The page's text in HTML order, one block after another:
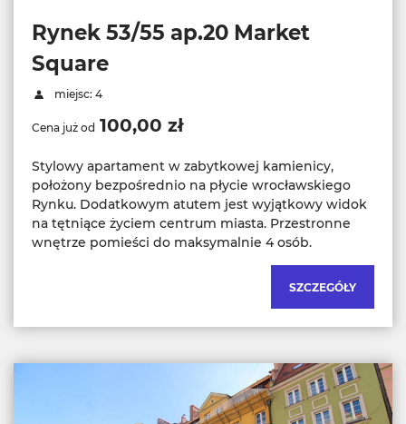
Rynek 53/55 ap.20 Market
Square
miejsc: 4
Cena już od 100,00 zł
Stylowy apartament w zabytkowej kamienicy,
położony bezpośrednio na płycie wrocławskiego
Rynku. Dodatkowym atutem jest wyjątkowy widok
na tętniące życiem centrum miasta. Przestronne
wnętrze pomieści do maksymalnie 4 osób.
SZCZEGÓŁY